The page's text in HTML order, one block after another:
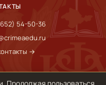
54-50-36
→